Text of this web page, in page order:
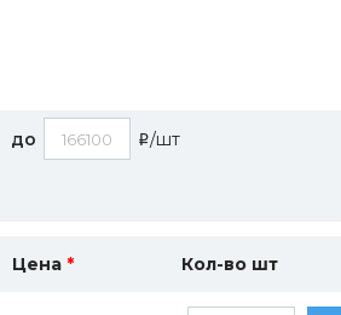
до i/шт
Цена * Кол-во шт